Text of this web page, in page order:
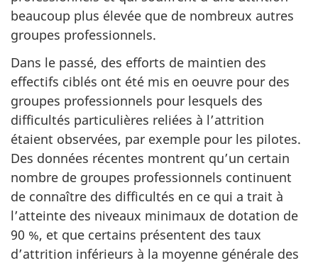
beaucoup plus élevée que de nombreux autres
groupes professionnels.
Dans le passé, des efforts de maintien des
effectifs ciblés ont été mis en oeuvre pour des
groupes professionnels pour lesquels des
difficultés particulières reliées à l’attrition
étaient observées, par exemple pour les pilotes.
Des données récentes montrent qu’un certain
nombre de groupes professionnels continuent
de connaître des difficultés en ce qui a trait à
l’atteinte des niveaux minimaux de dotation de
90 %, et que certains présentent des taux
d’attrition inférieurs à la moyenne générale des